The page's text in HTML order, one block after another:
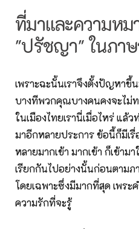
ที่มาและความหม
"ปรัชญา" ในภาษ
เพราะฉะนั้นเราจึงตั้งปัญหาขึ้
บางทีพวกคุณบางคนคงจะไม่
ในเมืองไทยเรานี่เมื่อไหร่ แล้
มาอีกหลายประการ ข้อนี้ก็มีเรื่
หลายมากเข้า มากเข้า ก็เข้าม
เรียกกันไปอย่างนั้นก่อนตามภ
โดยเฉพาะซึ่งมีมากที่สุด เพร
ความรักที่จะรู้